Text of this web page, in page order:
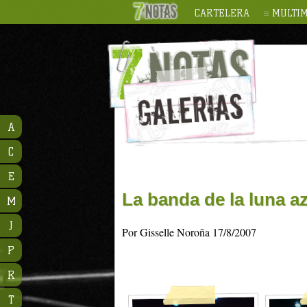
CARTELERA
La banda de la luna
Por Gisselle Noroña 17/8/2007
A
C
E
M
J
P
R
T